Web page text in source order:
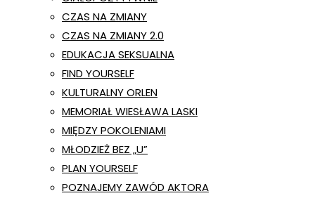
CZAS NA ZMIANY
CZAS NA ZMIANY 2.0
EDUKACJA SEKSUALNA
FIND YOURSELF
KULTURALNY ORLEN
MEMORIAŁ WIESŁAWA LASKI
MIĘDZY POKOLENIAMI
MŁODZIEŻ BEZ „U”
PLAN YOURSELF
POZNAJEMY ZAWÓD AKTORA